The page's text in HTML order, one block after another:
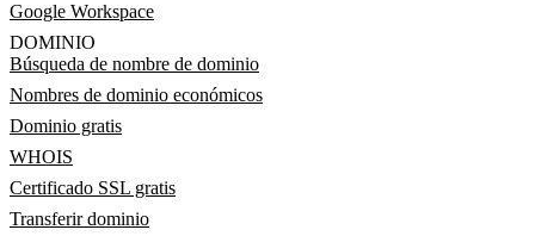
Google Workspace
DOMINIO
Búsqueda de nombre de dominio
Nombres de dominio económicos
Dominio gratis
WHOIS
Certificado SSL gratis
Transferir dominio